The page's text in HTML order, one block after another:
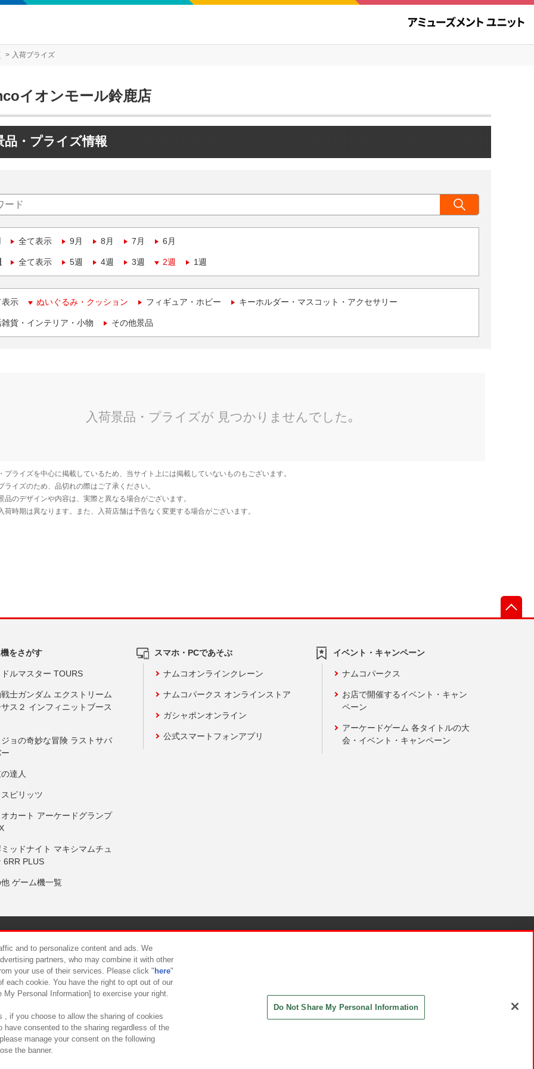
入荷プライズ
イオンモール鈴鹿店
品・プライズ情報
全て表示 9月 8月 7月 6月
全て表示 5週 4週 3週 2週 1週
表示 ぬいぐるみ・クッション フィギュア・ホビー キーホルダー・マスコット・アクセサリー
貨・インテリア・小物 その他景品
をさがす
ルマスター TOURS
士ガンダム エクストリーム
ス２ インフィニットブース
ョの奇妙な冒険 ラストサバ
達人
ピリッツ
カート アーケードグランプ
ッドナイト マキシマムチュ
6RR PLUS
ゲーム機一覧
スマホ・PCであそぶ
ナムコオンラインクレーン
ナムコパークス オンラインストア
ガシャポンオンライン
公式スマートフォンアプリ
イベント・キャンペーン
ナムコパークス
お店で開催するイベント・キャン
ペーン
アーケードゲーム 各タイトルの大
会・イベント・キャンペーン
について カスタマーハラスメント対応方針
and to personalize content and ads. We
partners, who may combine it with other
your use of their services. Please click " here"
each cookie. You have the right to opt out of our
Personal Information] to exercise your right.
, if you choose to allow the sharing of cookies
have consented to the sharing regardless of the
manage your consent on the following
the banner.
Do Not Share My Personal Information